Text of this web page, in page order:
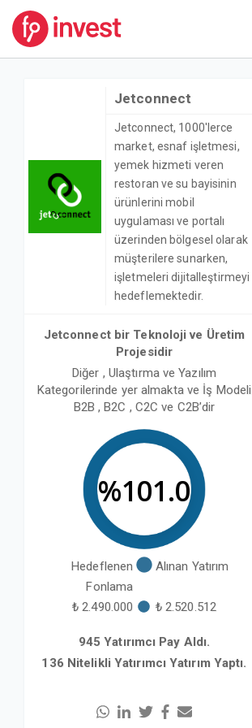
Jetconnect
Jetconnect, 1000'lerce
market, esnaf işletmesi,
yemek hizmeti veren
restoran ve su bayisinin
ürünlerini mobil
uygulaması ve portalı
üzerinden bölgesel olarak
müşterilere sunarken,
işletmeleri dijitalleştirmeyi
hedeflemektedir.
Jetconnect bir Teknoloji ve Üretim
Projesidir
Diğer , Ulaştırma ve Yazılım
Kategorilerinde yer almakta ve İş Modeli
B2B , B2C , C2C ve C2B’dir
%101.1
Hedeflenen
Fonlama
Alınan Yatırım
₺ 2.490.000 ₺ 2.520.512
945 Yatırımcı Pay Aldı.
136 Nitelikli Yatırımcı Yatırım Yaptı.